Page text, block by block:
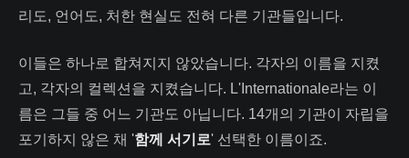
리도, 언어도, 처한 현실도 전혀 다른 기관들입니다.
이들은 하나로 합쳐지지 않았습니다. 각자의 이름을 지켰
고, 각자의 컬렉션을 지켰습니다. L'Internationale라는 이
름은 그들 중 어느 기관도 아닙니다. 14개의 기관이 자립을
포기하지 않은 채 '함께 서기로' 선택한 이름이죠.